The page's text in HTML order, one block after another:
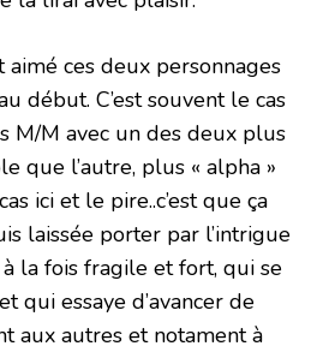
aimé ces deux personnages
début. C’est souvent le cas
M/M avec un des deux plus
que l’autre, plus « alpha »
ici et le pire..c’est que ça
laissée porter par l’intrigue
la fois fragile et fort, qui se
qui essaye d’avancer de
aux autres et notament à